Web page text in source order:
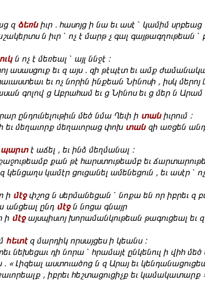
զ ձեռնիւր . հասոյց ի նա եւ ասէ ՝ կամիմ սրբեաց
ն իւր ՝ ոչ է մարթ չ գալ գայթագղութեան ՝
ն ոչ է մեռեալ ՝ այլ ննջէ :
ասասցուք եւ զ այս . զի թէպէտ եւ ամք
եւ ոչ նորին ինքեան Նինոսի , իսկ
գոլով ց Աբրահամ եւ ց Նինոս եւ ց մեր ն
ընդունելութիւն մեծ նմա Ղեւի ի տանիւրում :
եւ մեղաւորք մեղաւորաց փոխ տանզի առցեն
պարտէ աճել , եւ ինձ մեղմանալ :
քան թէ հարստութեամբ եւ
կամէր ցուցանել ամենեցուն , եւ ասէր ՝ ոչ
ի մէջփշոց ն սերմանեցան ՝ նոքա են որ իբրեւ զ
անցեալ ընդ մէջն նոցա գնայր
ի մէջայսպիսւոյ խորամանկութեան թագուցեալ եւ
հետէզ մարդիկ որսայցես ի կեանս :
նեխեցաւ դի նորա ՝ հրամայէ ընկենուլ ի վիհ
. « Լիզեալ աստուածոց ն զ Արայ եւ
, իբրեւ հեշտացուցիչք եւ կամակատարք